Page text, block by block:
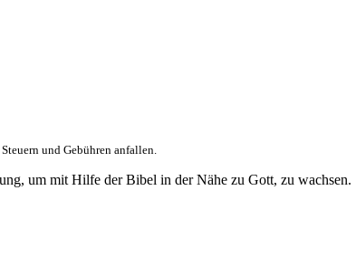
und Gebühren anfallen.
um mit Hilfe der Bibel in der Nähe zu Gott, zu wachsen.